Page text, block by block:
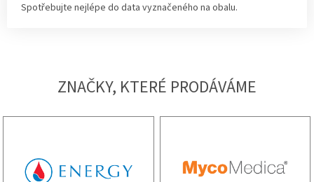
Spotřebujte nejlépe do data vyznačeného na obalu.
ZNAČKY, KTERÉ PRODÁVÁME